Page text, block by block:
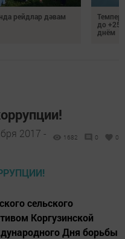
рейдлар дәвам
до +25
днём
2017 -
1682 0 0
сельского
Коргузинской
Дня борьбы